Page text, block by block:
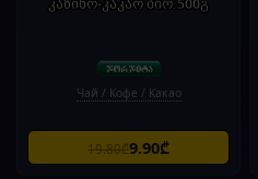
Чай / Кофе / Какао
19.80₾9.90₾